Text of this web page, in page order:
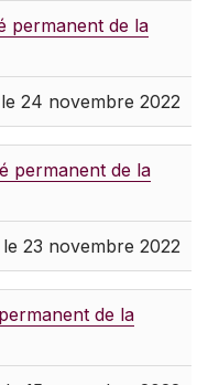
permanent de la
le 24 novembre 2022
permanent de la
le 23 novembre 2022
de la